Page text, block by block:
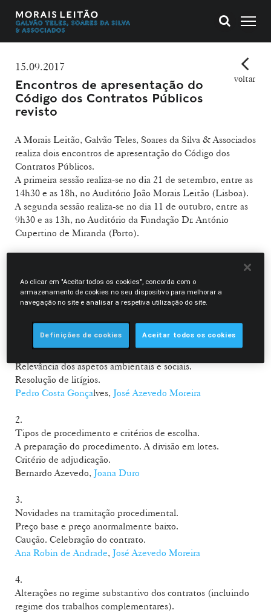
15.09.2017
Encontros de apresentação do
Código dos Contratos Públicos
revisto
voltar
A Morais Leitão, Galvão Teles, Soares da Silva & Associados
realiza dois encontros de apresentação do Código dos
Contratos Públicos.
A primeira sessão realiza-se no dia 21 de setembro, entre as
14h30 e as 18h, no Auditório João Morais Leitão (Lisboa).
A segunda sessão realiza-se no dia 11 de outubro, entre as
9h30 e as 13h, no Auditório da Fundação Dr. António
Cupertino de Miranda (Porto).
Para se registar, contacte-nos através do eventos@mlgts.pt
Aspetos gerais. O direito a concorrer e contratar.
Relevância dos aspetos ambientais e sociais.
Resolução de litígios.
Pedro Costa Gonçalves, José Azevedo Moreira
2.
Tipos de procedimento e critérios de escolha.
A preparação do procedimento. A divisão em lotes.
Critério de adjudicação.
Bernardo Azevedo, Joana Duro
3.
Novidades na tramitação procedimental.
Preço base e preço anormalmente baixo.
Caução. Celebração do contrato.
Ana Robin de Andrade, José Azevedo Moreira
4.
Alterações no regime substantivo dos contratos (incluindo
regime dos trabalhos complementares).
Ao clicar em "Aceitar todos os cookies", concorda com o
armazenamento de cookies no seu dispositivo para melhorar a
navegação no site e analisar a respetiva utilização do site.
Definições de cookies Aceitar todos os cookies